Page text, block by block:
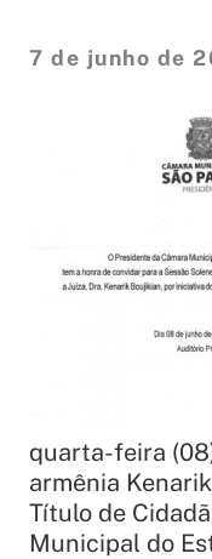
7 de junho de
quarta-feira
armênia
Título de
Municipal do